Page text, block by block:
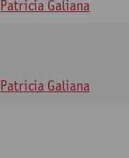
Patricia Galiana
Patricia Galiana